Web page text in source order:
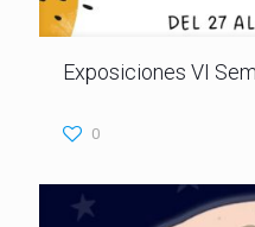
Exposiciones VI
0